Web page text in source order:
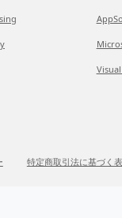
特定商取引法に基づく